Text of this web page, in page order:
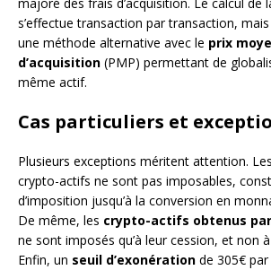
majoré des frais d’acquisition. Le calcul de
s’effectue transaction par transaction,
une méthode alternative avec le prix
d’acquisition (PMP) permettant de
même actif.
Cas particuliers et
Plusieurs exceptions méritent attention. Les
crypto-actifs ne sont pas imposables,
d’imposition jusqu’à la conversion en
De même, les crypto-actifs obtenus
ne sont imposés qu’à leur cession, et non
Enfin, un seuil d’exonération de 305€